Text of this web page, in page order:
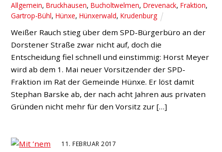
Allgemein,Bruckhausen,Bucholtwelmen,Drevenack,Fraktion,
Gartrop-Bühl,Hünxe,Hünxerwald,Krudenburg
Weißer Rauch stieg über dem SPD-Bürgerbüro an der
Dorstener Straße zwar nicht auf, doch die
Entscheidung fiel schnell und einstimmig: Horst Meyer
wird ab dem 1. Mai neuer Vorsitzender der SPD-
Fraktion im Rat der Gemeinde Hünxe. Er löst damit
Stephan Barske ab, der nach acht Jahren aus privaten
Gründen nicht mehr für den Vorsitz zur […]
11. FEBRUAR 2017